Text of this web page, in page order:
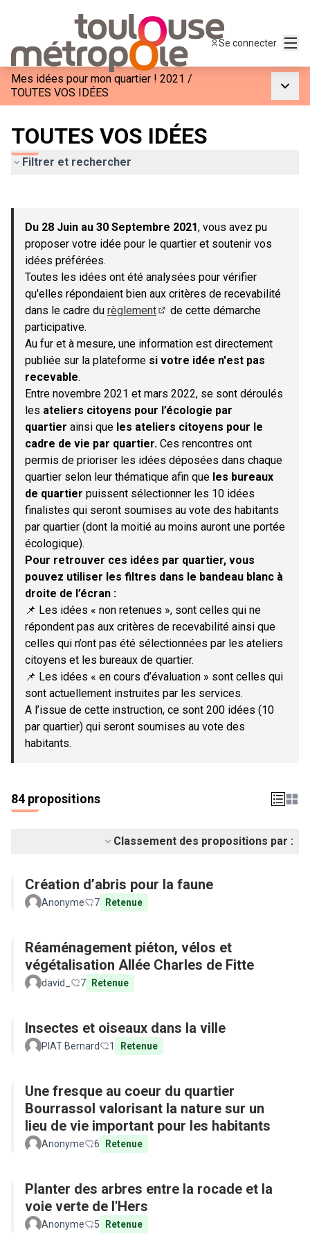
Se connecter
Mes idées pour mon quartier ! 2021 /
TOUTES VOS IDÉES
TOUTES VOS IDÉES
Filtrer et rechercher
−
Du 28 Juin au 30 Septembre 2021, vous avez pu
proposer votre idée pour le quartier et soutenir vos
idées préférées.
Toutes les idées ont été analysées pour vérifier
qu'elles répondaient bien aux critères de recevabilité
dans le cadre du règlement
de cette démarche
participative.
Au fur et à mesure, une information est directement
publiée sur la plateforme si votre idée n'est pas
recevable.
Entre novembre 2021 et mars 2022, se sont déroulés
les ateliers citoyens pour l’écologie par
quartier ainsi que les ateliers citoyens pour le
cadre de vie par quartier. Ces rencontres ont
permis de prioriser les idées déposées dans chaque
quartier selon leur thématique afin que les bureaux
de quartier puissent sélectionner les 10 idées
finalistes qui seront soumises au vote des habitants
par quartier (dont la moitié au moins auront une portée
écologique).
Pour retrouver ces idées par quartier, vous
pouvez utiliser les filtres dans le bandeau blanc à
droite de l’écran :
📌 Les idées « non retenues », sont celles qui ne
répondent pas aux critères de recevabilité ainsi que
celles qui n’ont pas été sélectionnées par les ateliers
citoyens et les bureaux de quartier.
📌 Les idées « en cours d’évaluation » sont celles qui
sont actuellement instruites par les services.
A l’issue de cette instruction, ce sont 200 idées (10
par quartier) qui seront soumises au vote des
habitants.
84 propositions
Classement des propositions par :
Création d’abris pour la faune
Anonyme 7 Retenue
Réaménagement piéton, vélos et
végétalisation Allée Charles de Fitte
david_ 7 Retenue
Insectes et oiseaux dans la ville
PIAT Bernard 1 Retenue
Une fresque au coeur du quartier
Bourrassol valorisant la nature sur un
lieu de vie important pour les habitants
Anonyme 6 Retenue
Planter des arbres entre la rocade et la
voie verte de l'Hers
Anonyme 5 Retenue